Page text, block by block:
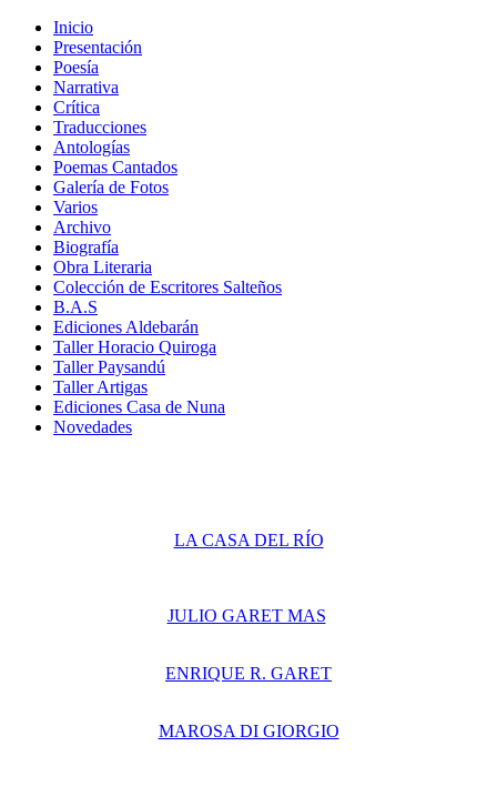
Inicio
Presentación
Poesía
Narrativa
Crítica
Traducciones
Antologías
Poemas Cantados
Galería de Fotos
Varios
Archivo
Biografía
Obra Literaria
Colección de Escritores Salteños
B.A.S
Ediciones Aldebarán
Taller Horacio Quiroga
Taller Paysandú
Taller Artigas
Ediciones Casa de Nuna
Novedades
LA CASA DEL RÍO
JULIO GARET MAS
ENRIQUE R. GARET
MAROSA DI GIORGIO